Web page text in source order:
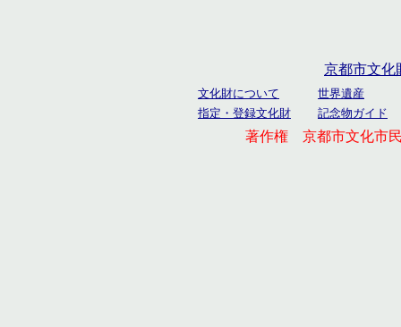
京都市文化
文化財について
指定・登録文化財
世界遺産
記念物ガイド
著作権 京都市文化市